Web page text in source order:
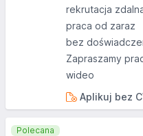
rekrutacja
praca od zaraz
bez
Zapraszamy
wideo
Aplikuj bez
Polecana